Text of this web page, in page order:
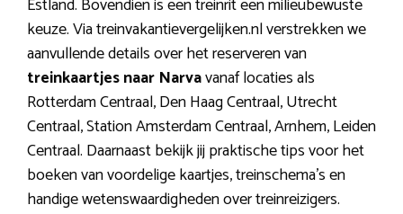
keuze. Via treinvakantievergelijken.nl verstrekken we
aanvullende details over het reserveren van
treinkaartjes naar Narvavanaf locaties als
Rotterdam Centraal, Den Haag Centraal, Utrecht
Centraal, Station Amsterdam Centraal, Arnhem, Leiden
Centraal. Daarnaast bekijk jij praktische tips voor het
boeken van voordelige kaartjes, treinschema’s en
handige wetenswaardigheden over treinreizigers.